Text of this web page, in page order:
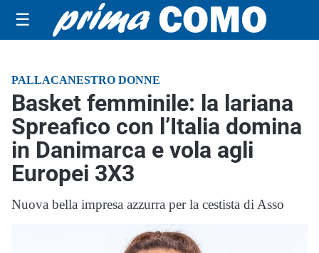
☰
PALLACANESTRO DONNE
Basket femminile: la lariana
Spreafico con l’Italia domina
in Danimarca e vola agli
Europei 3X3
Nuova bella impresa azzurra per la cestista di Asso